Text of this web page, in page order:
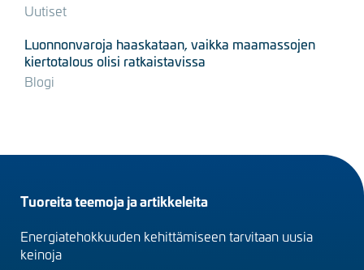
Uutiset
Luonnonvaroja haaskataan, vaikka maamassojen
kiertotalous olisi ratkaistavissa
Blogi
Footer
menu
(fi)
Tuoreita teemoja ja artikkeleita
Energiatehokkuuden kehittämiseen tarvitaan uusia
keinoja